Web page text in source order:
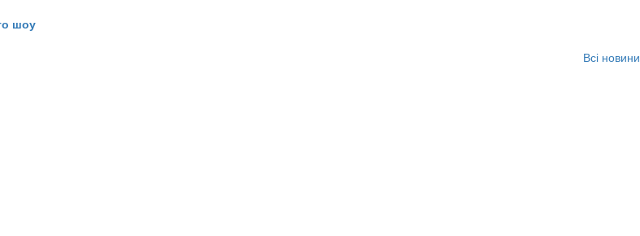
шоу
Всі новини